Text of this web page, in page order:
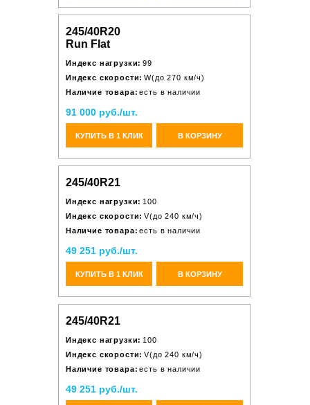
245/40R20
Run Flat
Индекс нагрузки: 99
Индекс скорости: W(до 270 км/ч)
Наличие товара: есть в наличии
91 000 руб./шт.
КУПИТЬ В 1 КЛИК В КОРЗИНУ
245/40R21
Индекс нагрузки: 100
Индекс скорости: V(до 240 км/ч)
Наличие товара: есть в наличии
49 251 руб./шт.
КУПИТЬ В 1 КЛИК В КОРЗИНУ
245/40R21
Индекс нагрузки: 100
Индекс скорости: V(до 240 км/ч)
Наличие товара: есть в наличии
49 251 руб./шт.